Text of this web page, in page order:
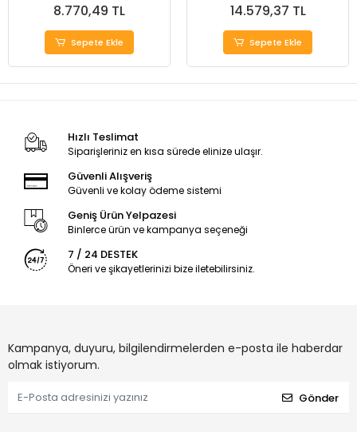
8.770,49 TL
Sepete Ekle
14.579,37 TL
Sepete Ekle
Hızlı Teslimat
Siparişleriniz en kısa sürede elinize ulaşır.
Güvenli Alışveriş
Güvenli ve kolay ödeme sistemi
Geniş Ürün Yelpazesi
Binlerce ürün ve kampanya seçeneği
7 / 24 DESTEK
Öneri ve şikayetlerinizi bize iletebilirsiniz.
Kampanya, duyuru, bilgilendirmelerden e-posta ile haberdar
olmak istiyorum.
Gönder